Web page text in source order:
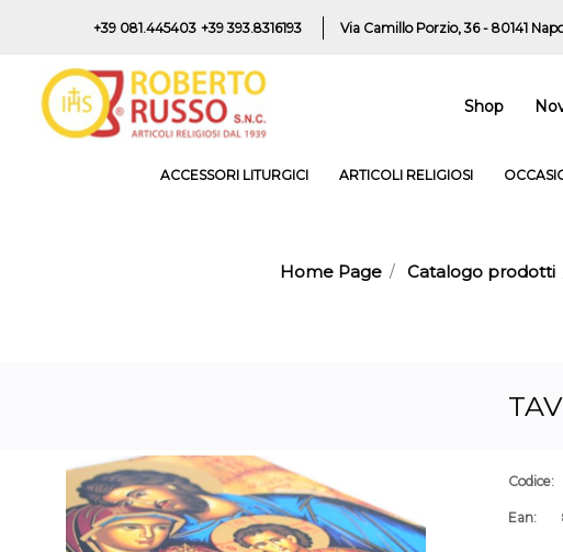
+39 081.445403 +39 393.8316193 Via Camillo Porzio, 36 - 80141
Shop
ACCESSORI LITURGICI ARTICOLI RELIGIOSI
Home Page Catalogo prodotti
Codice:
Ean: